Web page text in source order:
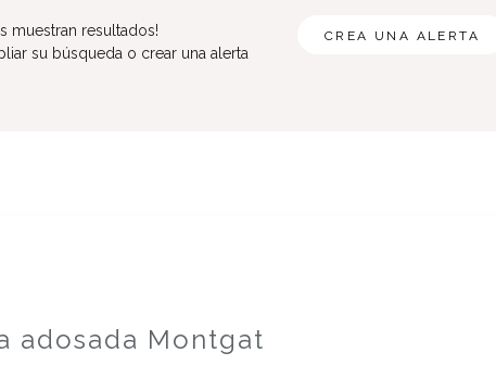
muestran resultados!
su búsqueda o crear una alerta
CREA UNA ALERTA
adosada Montgat